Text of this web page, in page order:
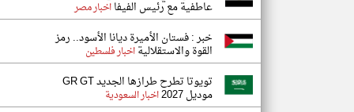
عاطفية مع رئيس الفيفااخبار مصر
خبر : فستان الأميرة ديانا الأسود.. رمز
القوة والاستقلاليةاخبار فلسطين
تويوتا تطرح طرازها الجديد GR GT
موديل 2027 اخبار السعودية